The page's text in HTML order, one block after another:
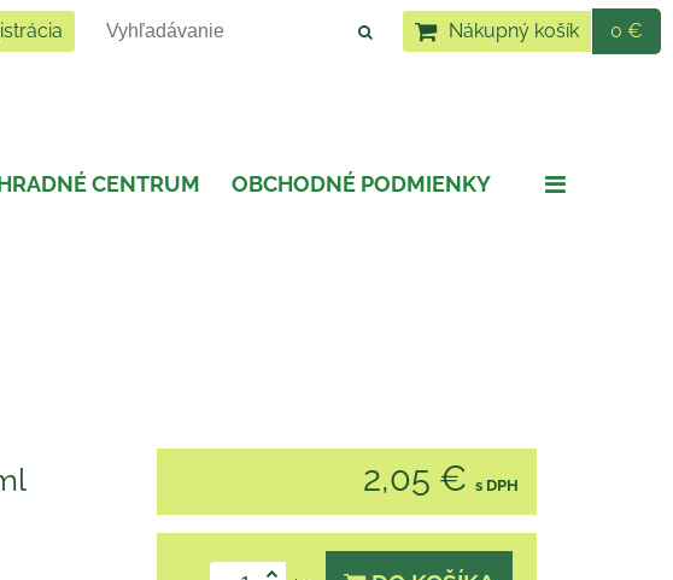
Nákupný košík 0 €
CENTRUM OBCHODNÉ PODMIENKY
2,05 € s DPH